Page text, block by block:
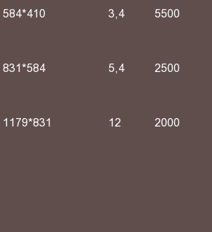
584*410 3,4 5500
831*584 5,4 2500
1179*831 12 2000